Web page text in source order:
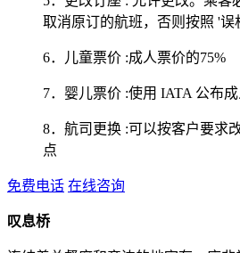
取消原订的航班，否则按照 '误
6．儿童票价 :成人票价的75%
7．婴儿票价 :使用 IATA 公布
8．航司更换 :可以按客户要求
点
免费电话 在线咨询
叹息桥